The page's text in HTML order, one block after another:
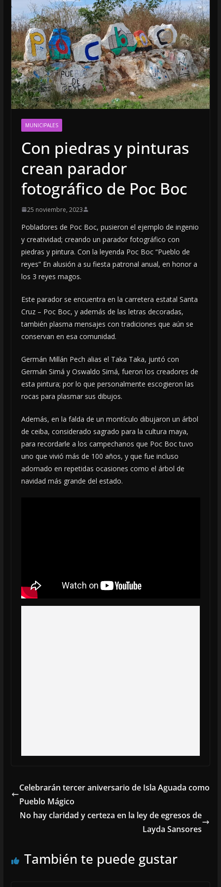
MUNICIPALES
Con piedras y pinturas
crean parador
fotográfico de Poc Boc
25 noviembre, 2023
Pobladores de Poc Boc, pusieron el ejemplo de ingenio
y creatividad; creando un parador fotográfico con
piedras y pintura. Con la leyenda Poc Boc “Pueblo de
reyes” En alusión a su fiesta patronal anual, en honor a
los 3 reyes magos.
Este parador se encuentra en la carretera estatal Santa
Cruz – Poc Boc, y además de las letras decoradas,
también plasma mensajes con tradiciones que aún se
conservan en esa comunidad.
Germán Millán Pech alias el Taka Taka, juntó con
Germán Simá y Oswaldo Simá, fueron los creadores de
esta pintura; por lo que personalmente escogieron las
rocas para plasmar sus dibujos.
Además, en la falda de un montículo dibujaron un árbol
de ceiba, considerado sagrado para la cultura maya,
para recordarle a los campechanos que Poc Boc tuvo
uno que vivió más de 100 años, y que fue incluso
adornado en repetidas ocasiones como el árbol de
navidad más grande del estado.
Celebrarán tercer aniversario de Isla Aguada como
Pueblo Mágico
No hay claridad y certeza en la ley de egresos de
Layda Sansores
También te puede gustar